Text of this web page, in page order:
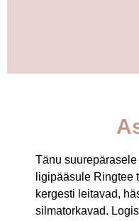
Tänu
ligipääsule Ringtee
kergesti leitavad,
silmatorkavad.